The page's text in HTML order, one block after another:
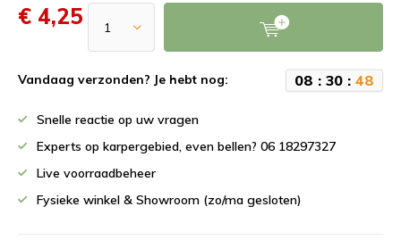
€ 4,25
Vandaag verzonden? Je hebt nog: 08 : 30 : 48
Snelle reactie op uw vragen
Experts op karpergebied, even bellen? 06 18297327
Live voorraadbeheer
Fysieke winkel & Showroom (zo/ma gesloten)